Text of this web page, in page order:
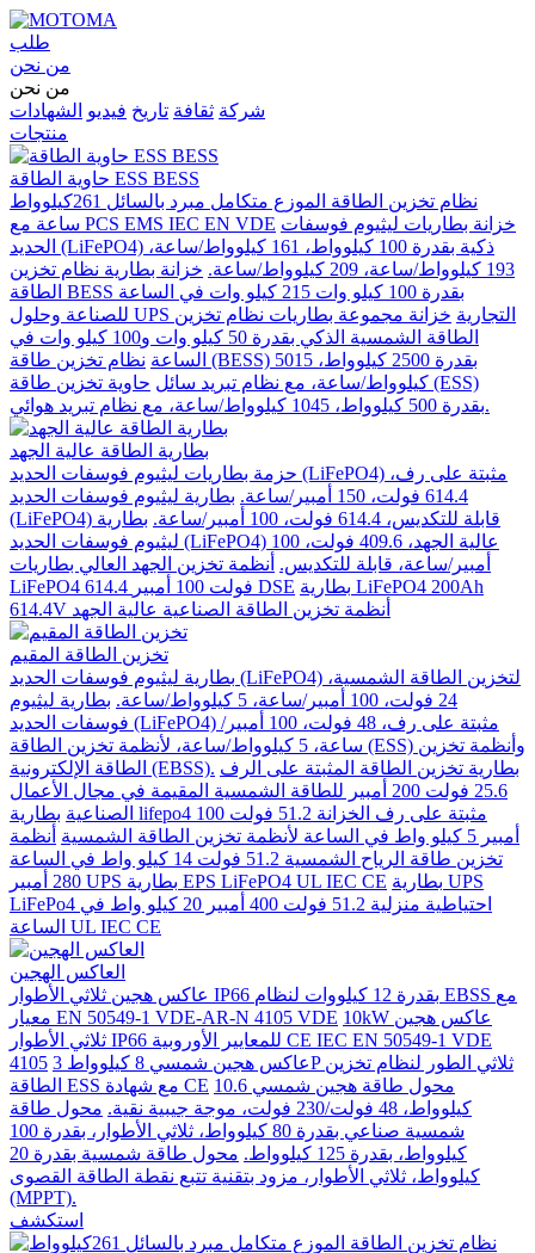
طلب
من نحن
من نحن
شركة ثقافة تاريخ فيديو الشهادات
منتجات
حاوية الطاقة ESS BESS
نظام تخزين الطاقة الموزع متكامل مبرد بالسائل 261كيلوواط
ساعة مع PCS EMS IEC EN VDE خزانة بطاريات ليثيوم فوسفات
الحديد (LiFePO4) ذكية بقدرة 100 كيلوواط، 161 كيلوواط/ساعة،
193 كيلوواط/ساعة، 209 كيلوواط/ساعة.
خزانة بطارية نظام تخزين
الطاقة BESS بقدرة 100 كيلو وات 215 كيلو وات في الساعة
للصناعة وحلول UPS التجارية خزانة مجموعة بطاريات نظام تخزين
الطاقة الشمسية الذكي بقدرة 50 كيلو وات و100 كيلو وات في
الساعة نظام تخزين طاقة (BESS) بقدرة 2500 كيلوواط، 5015
كيلوواط/ساعة، مع نظام تبريد سائل حاوية تخزين طاقة (ESS)
بقدرة 500 كيلوواط، 1045 كيلوواط/ساعة، مع نظام تبريد هوائي.
بطارية الطاقة عالية الجهد
حزمة بطاريات ليثيوم فوسفات الحديد (LiFePO4) مثبتة على رف،
614.4 فولت، 150 أمبير/ساعة.
بطارية ليثيوم فوسفات الحديد
(LiFePO4) قابلة للتكديس، 614.4 فولت، 100 أمبير/ساعة.
بطارية
ليثيوم فوسفات الحديد (LiFePO4) عالية الجهد، 409.6 فولت، 100
أمبير/ساعة، قابلة للتكديس. أنظمة تخزين الجهد العالي بطاريات
LiFePO4 614.4 فولت 100 أمبير DSE بطارية LiFePO4 200Ah
614.4V أنظمة تخزين الطاقة الصناعية عالية الجهد
تخزين الطاقة المقيم
بطارية ليثيوم فوسفات الحديد (LiFePO4) لتخزين الطاقة الشمسية،
24 فولت، 100 أمبير/ساعة، 5 كيلوواط/ساعة.
بطارية ليثيوم
فوسفات الحديد (LiFePO4) مثبتة على رف، 48 فولت، 100 أمبير/
ساعة، 5 كيلوواط/ساعة، لأنظمة تخزين الطاقة (ESS) وأنظمة تخزين
الطاقة الإلكترونية (EBSS). بطارية تخزين الطاقة المثبتة على الرف
25.6 فولت 200 أمبير للطاقة الشمسية المقيمة في مجال الأعمال
الصناعية بطارية lifepo4 مثبتة على رف الخزانة 51.2 فولت 100
أمبير 5 كيلو واط في الساعة لأنظمة تخزين الطاقة الشمسية
أنظمة
تخزين طاقة الرياح الشمسية 51.2 فولت 14 كيلو واط في الساعة
280 أمبير UPS بطارية EPS LiFePO4 UL IEC CE بطارية UPS
LiFePo4 احتياطية منزلية 51.2 فولت 400 أمبير 20 كيلو واط في
الساعة UL IEC CE
العاكس الهجين
عاكس هجين ثلاثي الأطوار IP66 بقدرة 12 كيلووات لنظام EBSS مع
معيار EN 50549-1 VDE-AR-N 4105 VDE 10kW عاكس هجين
ثلاثي الأطوار IP66 للمعايير الأوروبية CE IEC EN 50549-1 VDE
4105 عاكس هجين شمسي 8 كيلوواط 3P ثلاثي الطور لنظام تخزين
الطاقة ESS مع شهادة CE محول طاقة هجين شمسي 10.6
كيلوواط، 48 فولت/230 فولت، موجة جيبية نقية.
محول طاقة
شمسية صناعي بقدرة 80 كيلوواط، ثلاثي الأطوار، بقدرة 100
كيلوواط، بقدرة 125 كيلوواط.
محول طاقة شمسية بقدرة 20
كيلوواط، ثلاثي الأطوار، مزود بتقنية تتبع نقطة الطاقة القصوى
(MPPT).
استكشف